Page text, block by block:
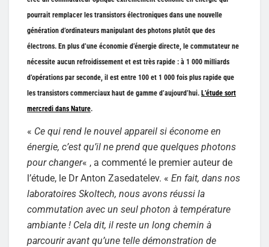
pourrait remplacer les transistors électroniques dans une nouvelle
génération d’ordinateurs manipulant des photons plutôt que des
électrons. En plus d’une économie d’énergie directe, le commutateur ne
nécessite aucun refroidissement et est très rapide : à 1 000 milliards
d’opérations par seconde, il est entre 100 et 1 000 fois plus rapide que
les transistors commerciaux haut de gamme d’aujourd’hui. L’étude sort
mercredi dans Nature.
« Ce qui rend le nouvel appareil si économe en
énergie, c’est qu’il ne prend que quelques photons
pour changer« , a commenté le premier auteur de
l’étude, le Dr Anton Zasedatelev. « En fait, dans nos
laboratoires Skoltech, nous avons réussi la
commutation avec un seul photon à température
ambiante ! Cela dit, il reste un long chemin à
parcourir avant qu’une telle démonstration de